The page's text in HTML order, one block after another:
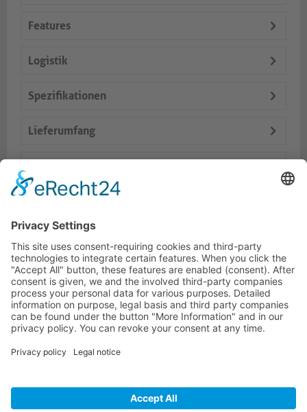
Features
Logistik
Spezifikationen
Lieferumfang
KONTAKTINFORMATIONER
KUNDESERVICE
INFORMATION